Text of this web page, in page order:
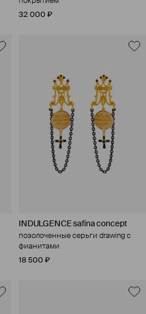
32 000 ₽
INDULGENCE safina concept
позолоченные серьги drawing с
фианитами
18 500 ₽